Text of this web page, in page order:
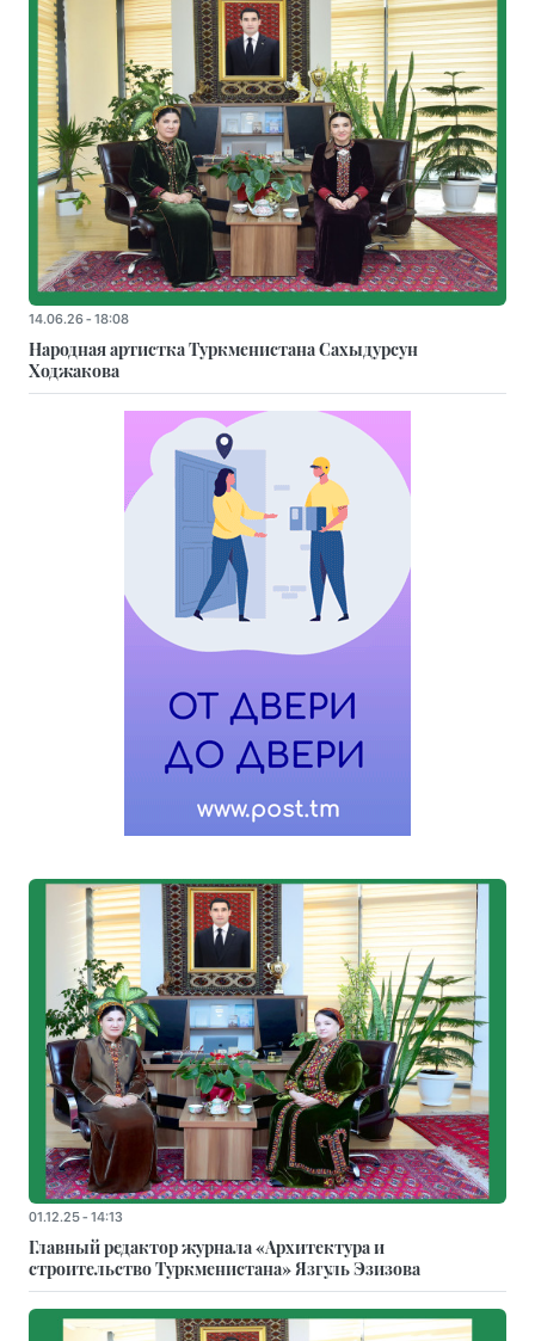
14.06.26 - 18:08
Народная артистка Туркменистана Сахыдурсун
Ходжакова
01.12.25 - 14:13
Главный редактор журнала «Архитектура и
строительство Туркменистана» Язгуль Эзизова